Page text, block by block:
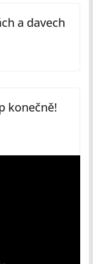
a davech
konečně!